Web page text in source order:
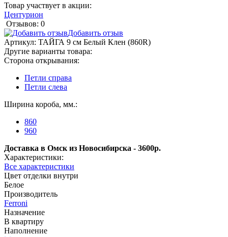
Товар участвует в акции:
Центурион
Отзывов: 0
Добавить отзыв
Артикул: ТАЙГА 9 см Белый Клен (860R)
Другие варианты товара:
Сторона открывания:
Петли справа
Петли слева
Ширина короба, мм.:
860
960
Доставка в Омск из Новосибирска - 3600р.
Характеристики:
Все характеристики
Цвет отделки внутри
Белое
Производитель
Ferroni
Назначение
В квартиру
Наполнение